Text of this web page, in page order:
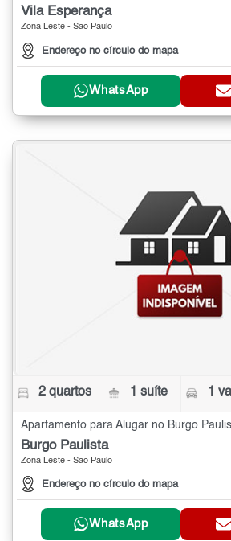
Vila Esperança
Zona Leste - São Paulo
Endereço no círculo do mapa
WhatsApp
2 quartos 1 suíte 1
Burgo Paulista
Zona Leste - São Paulo
Endereço no círculo do mapa
WhatsApp